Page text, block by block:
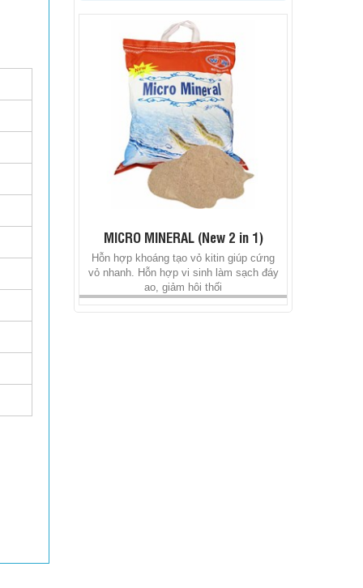
MICRO MINERAL (New 2 in 1)
Hỗn hợp khoáng tạo vỏ kitin giúp cứng
vỏ nhanh. Hỗn hợp vi sinh làm sạch đáy
ao, giảm hôi thối